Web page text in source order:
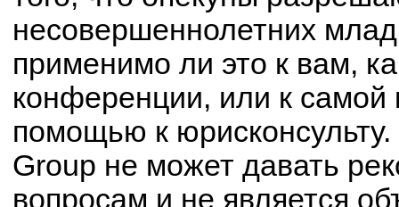
несовершеннолетних
применимо ли это к вам,
конференции, или к самой
помощью к
Group не может давать
вопросам и не является